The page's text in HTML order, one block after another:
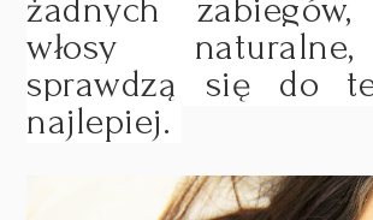
żadnych
włosy
sprawdzą się do
najlepiej.